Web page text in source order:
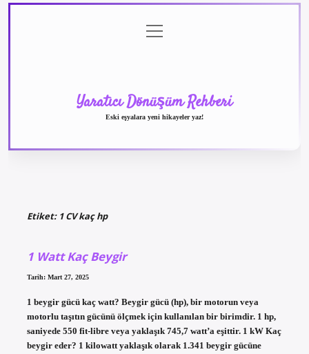
menüyü
aç
Yaratıcı Dönüşüm Rehberi
Eski eşyalara yeni hikayeler yaz!
Etiket: 1 CV kaç hp
1 Watt Kaç Beygir
Tarih: Mart 27, 2025
1 beygir gücü kaç watt? Beygir gücü (hp), bir motorun veya
motorlu taşıtın gücünü ölçmek için kullanılan bir birimdir. 1 hp,
saniyede 550 fit-libre veya yaklaşık 745,7 watt’a eşittir. 1 kW Kaç
beygir eder? 1 kilowatt yaklaşık olarak 1.341 beygir gücüne